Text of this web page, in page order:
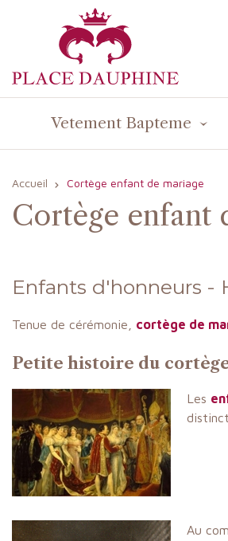
Vetement Bapteme
Accueil Cortège enfant de mariage
Cortège enfant
Enfants d'honneurs -
Tenue de cérémonie, cortège de
Petite histoire du
Les
Au